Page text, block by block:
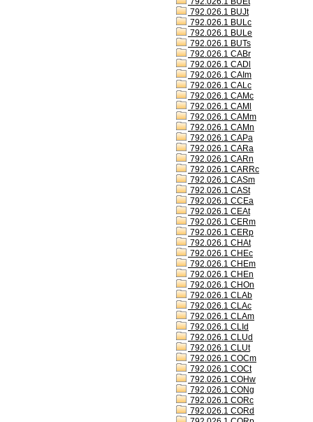
792.026.1 BUJt
792.026.1 BULc
792.026.1 BULe
792.026.1 BUTs
792.026.1 CABr
792.026.1 CADl
792.026.1 CAIm
792.026.1 CALc
792.026.1 CAMc
792.026.1 CAMl
792.026.1 CAMm
792.026.1 CAMn
792.026.1 CAPa
792.026.1 CARa
792.026.1 CARn
792.026.1 CARRc
792.026.1 CASm
792.026.1 CASt
792.026.1 CCEa
792.026.1 CEAt
792.026.1 CERm
792.026.1 CERp
792.026.1 CHAt
792.026.1 CHEc
792.026.1 CHEm
792.026.1 CHEn
792.026.1 CHOn
792.026.1 CLAb
792.026.1 CLAc
792.026.1 CLAm
792.026.1 CLId
792.026.1 CLUd
792.026.1 CLUt
792.026.1 COCm
792.026.1 COCt
792.026.1 COHw
792.026.1 CONg
792.026.1 CORc
792.026.1 CORd